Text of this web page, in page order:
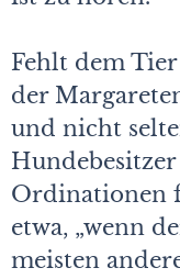
Fehlt dem
der
und nicht
Ordinationen
etwa, „wenn
meisten